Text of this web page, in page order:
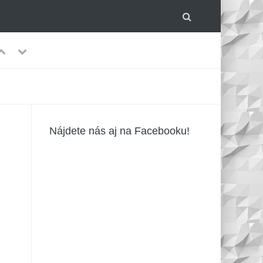
PreviousNext
Nájdete nás aj na Facebooku!